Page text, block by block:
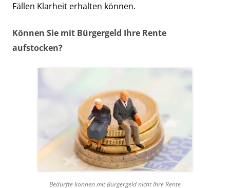
Fällen Klarheit erhalten können.
Können Sie mit Bürgergeld Ihre Rente
aufstocken?
Bedürfte können mit Bürgergeld nicht Ihre Rente